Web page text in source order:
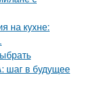
на кухне:
шаг в будущее